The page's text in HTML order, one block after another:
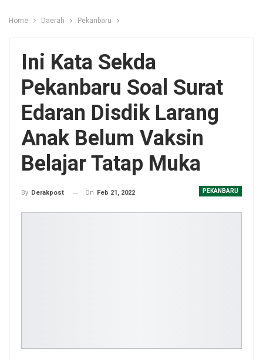
Home Daerah Pekanbaru
Ini Kata Sekda
Pekanbaru Soal Surat
Edaran Disdik Larang
Anak Belum Vaksin
Belajar Tatap Muka
PEKANBARU
By Derakpost On Feb 21, 2022